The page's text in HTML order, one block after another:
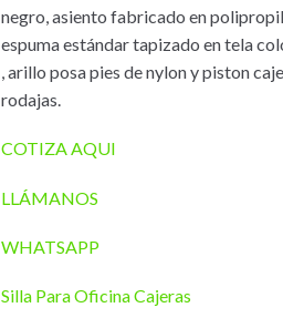
negro, asiento fabricado en
espuma estándar tapizado en tela
, arillo posa pies de nylon y piston
rodajas.
COTIZA AQUI
LLÁMANOS
WHATSAPP
Silla Para Oficina Cajeras